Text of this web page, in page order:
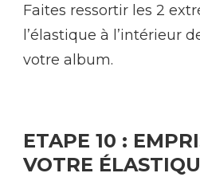
Faites ressortir les 2
l’élastique à l’intérieur
votre album.
ETAPE 10 :
VOTRE